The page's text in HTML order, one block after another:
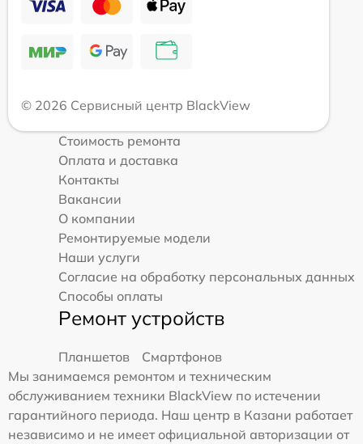
© 2026 Сервисный центр BlackView
Стоимость ремонта
Оплата и доставка
Контакты
Вакансии
О компании
Ремонтируемые модели
Наши услуги
Согласие на обработку персональных данных
Способы оплаты
Ремонт устройств
Планшетов
Смартфонов
Мы занимаемся ремонтом и техническим
обслуживанием техники BlackView по истечении
гарантийного периода. Наш центр в Казани работает
независимо и не имеет официальной авторизации от